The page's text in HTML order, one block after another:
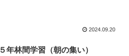
2024.09.20
５年林間学習（朝の集い）